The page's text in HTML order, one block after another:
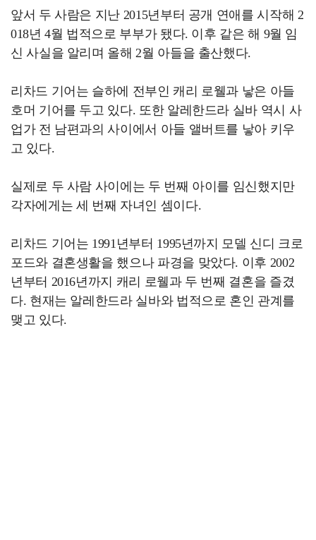
앞서 두 사람은 지난 2015년부터 공개 연애를 시작해 2
018년 4월 법적으로 부부가 됐다. 이후 같은 해 9월 임
신 사실을 알리며 올해 2월 아들을 출산했다.
리차드 기어는 슬하에 전부인 캐리 로웰과 낳은 아들
호머 기어를 두고 있다. 또한 알레한드라 실바 역시 사
업가 전 남편과의 사이에서 아들 앨버트를 낳아 키우
고 있다.
실제로 두 사람 사이에는 두 번째 아이를 임신했지만
각자에게는 세 번째 자녀인 셈이다.
리차드 기어는 1991년부터 1995년까지 모델 신디 크로
포드와 결혼생활을 했으나 파경을 맞았다. 이후 2002
년부터 2016년까지 캐리 로웰과 두 번째 결혼을 즐겼
다. 현재는 알레한드라 실바와 법적으로 혼인 관계를
맺고 있다.